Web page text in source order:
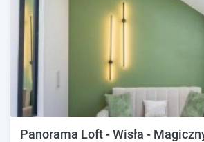
Panorama Loft - Wisła -